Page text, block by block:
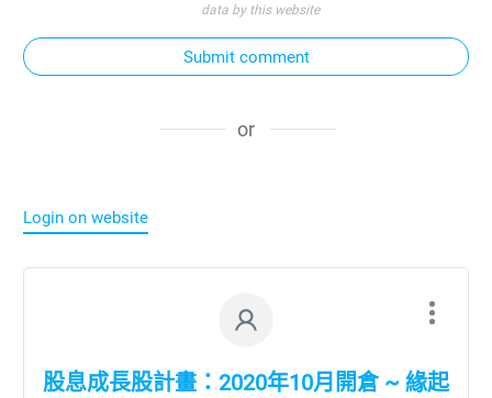
data by this website
Submit comment
or
Login on website
股息成長股計畫：2020年10月開倉 ~ 緣起